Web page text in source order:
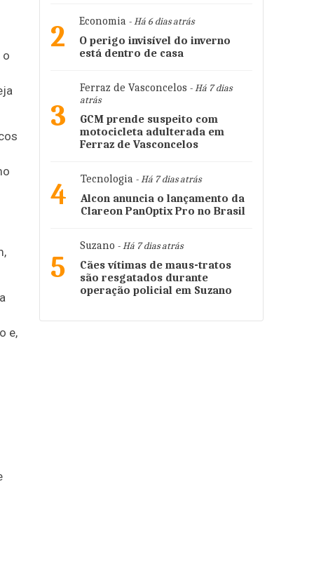
o
e,
2 Economia - Há 6 dias atrás
O perigo invisível do inverno
está dentro de casa
3
Ferraz de Vasconcelos - Há 7 dias
atrás
GCM prende suspeito com
motocicleta adulterada em
Ferraz de Vasconcelos
4 Tecnologia - Há 7 dias atrás
Alcon anuncia o lançamento da
Clareon PanOptix Pro no Brasil
5
Suzano - Há 7 dias atrás
Cães vítimas de maus-tratos
são resgatados durante
operação policial em Suzano